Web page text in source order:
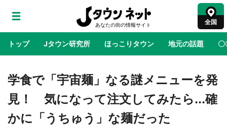
全国
トップ Jタウン研究所 ほっこりタウン 地元の話題 〇
地域×二次元 絶景 あの時はありがとう 物語がはじ
ラプラス・ダークネスが栃木県を征服！？ 県
公式プロモ動画で「聖地」が生産されてます
学食で「宇宙麺」なる謎メニューを発
見！ 気になって注文してみたら...確
かに「うちゅう」な麺だった